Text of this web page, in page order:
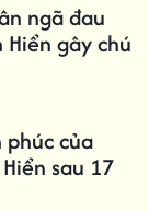
ngã đau
gây chú
của
sau 17